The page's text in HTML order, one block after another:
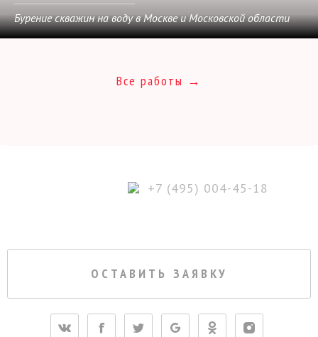
Бурение скважин на воду в Москве и Московской области
Все работы →
+7 (495) 004-45-18
ОСТАВИТЬ ЗАЯВКУ